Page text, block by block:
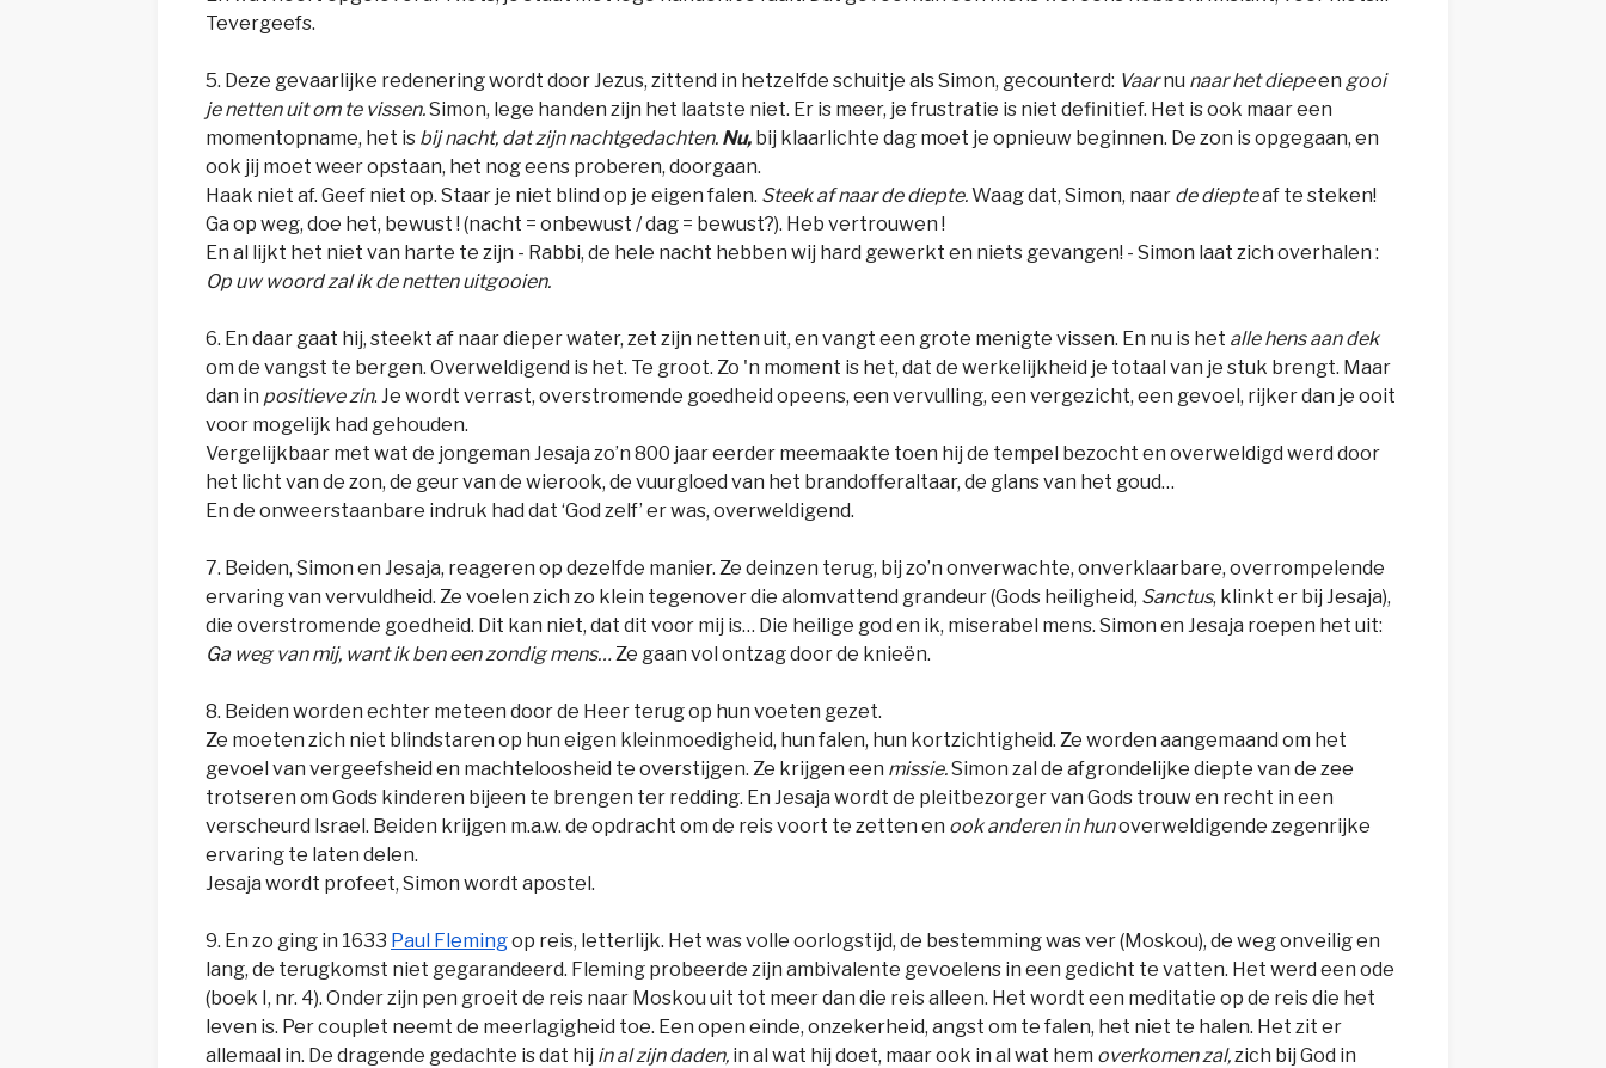
Tevergeefs.
5. Deze gevaarlijke redenering wordt door Jezus, zittend in hetzelfde schuitje als Simon, gecounterd: Vaarnu naar het diepeen gooi
je netten uit om te vissen.Simon, lege handen zijn het laatste niet. Er is meer, je frustratie is niet definitief. Het is ook maar een
momentopname, het is bij nacht, dat zijn nachtgedachten. Nu, bij klaarlichte dag moet je opnieuw beginnen. De zon is opgegaan, en
ook jij moet weer opstaan, het nog eens proberen, doorgaan.
Haak niet af. Geef niet op. Staar je niet blind op je eigen falen. Steek af naar de diepte.Waag dat, Simon, naar de diepteaf te steken!
Ga op weg, doe het, bewust ! (nacht = onbewust / dag = bewust?). Heb vertrouwen !
En al lijkt het niet van harte te zijn - Rabbi, de hele nacht hebben wij hard gewerkt en niets gevangen! - Simon laat zich overhalen :
Op uw woord zal ik de netten uitgooien.
6. En daar gaat hij, steekt af naar dieper water, zet zijn netten uit, en vangt een grote menigte vissen. En nu is het alle hens aan dek
om de vangst te bergen. Overweldigend is het. Te groot. Zo 'n moment is het, dat de werkelijkheid je totaal van je stuk brengt. Maar
dan in positieve zin. Je wordt verrast, overstromende goedheid opeens, een vervulling, een vergezicht, een gevoel, rijker dan je ooit
voor mogelijk had gehouden.
Vergelijkbaar met wat de jongeman Jesaja zo’n 800 jaar eerder meemaakte toen hij de tempel bezocht en overweldigd werd door
het licht van de zon, de geur van de wierook, de vuurgloed van het brandofferaltaar, de glans van het goud…
En de onweerstaanbare indruk had dat ‘God zelf’ er was, overweldigend.
7. Beiden, Simon en Jesaja, reageren op dezelfde manier. Ze deinzen terug, bij zo’n onverwachte, onverklaarbare, overrompelende
ervaring van vervuldheid. Ze voelen zich zo klein tegenover die alomvattend grandeur (Gods heiligheid, Sanctus, klinkt er bij Jesaja),
die overstromende goedheid. Dit kan niet, dat dit voor mij is… Die heilige god en ik, miserabel mens. Simon en Jesaja roepen het uit:
Ga weg van mij, want ik ben een zondig mens…Ze gaan vol ontzag door de knieën.
8. Beiden worden echter meteen door de Heer terug op hun voeten gezet.
Ze moeten zich niet blindstaren op hun eigen kleinmoedigheid, hun falen, hun kortzichtigheid. Ze worden aangemaand om het
gevoel van vergeefsheid en machteloosheid te overstijgen. Ze krijgen een missie.Simon zal de afgrondelijke diepte van de zee
trotseren om Gods kinderen bijeen te brengen ter redding. En Jesaja wordt de pleitbezorger van Gods trouw en recht in een
verscheurd Israel. Beiden krijgen m.a.w. de opdracht om de reis voort te zetten en ook anderen in hunoverweldigende zegenrijke
ervaring te laten delen.
Jesaja wordt profeet, Simon wordt apostel.
9. En zo ging in 1633 Paul Flemingop reis, letterlijk. Het was volle oorlogstijd, de bestemming was ver (Moskou), de weg onveilig en
lang, de terugkomst niet gegarandeerd. Fleming probeerde zijn ambivalente gevoelens in een gedicht te vatten. Het werd een ode
(boek I, nr. 4). Onder zijn pen groeit de reis naar Moskou uit tot meer dan die reis alleen. Het wordt een meditatie op de reis die het
leven is. Per couplet neemt de meerlagigheid toe. Een open einde, onzekerheid, angst om te falen, het niet te halen. Het zit er
allemaal in. De dragende gedachte is dat hij in al zijn daden, in al wat hij doet, maar ook in al wat hem overkomen zal,zich bij God in